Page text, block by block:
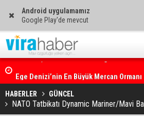
Android uygulamamız
Google Play'de mevcut
HABERLER GÜNCEL
NATO Tatbikatı Dynamic Mariner/Mavi